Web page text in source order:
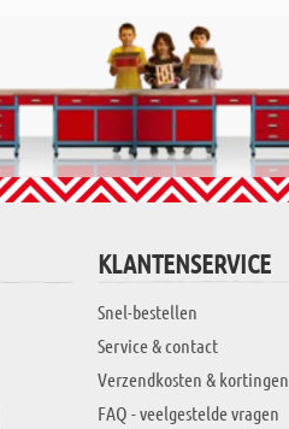
KLANTENSERVICE
Snel-bestellen
Service & contact
Verzendkosten & kortingen
FAQ - veelgestelde vragen